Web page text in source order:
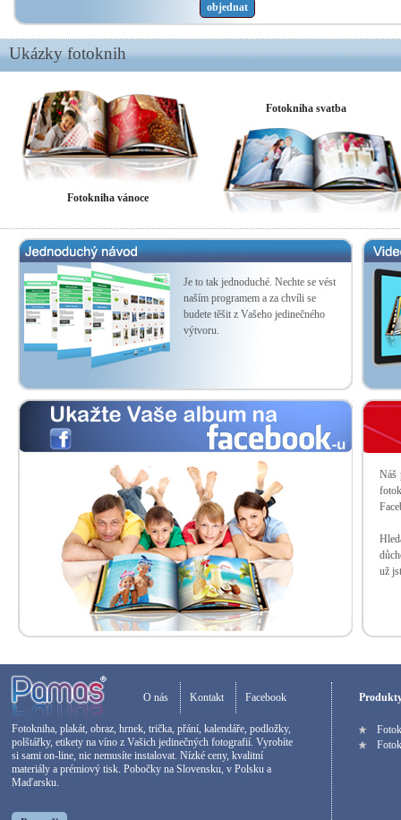
objednat
Ukázky fotoknih
Fotokniha vánoce
Fotokniha svatba
Je to tak jednoduché. Nechte se vést
naším programem a za chvíli se
budete těšit z Vašeho jedinečného
výtvoru.
Náš
už
O nás Kontakt Facebook
Fotokniha, plakát, obraz, hrnek, trička, přání, kalendáře, podložky,
polštářky, etikety na víno z Vašich jedinečných fotografií. Vyrobíte
si sami on-line, nic nemusíte instalovat. Nízké ceny, kvalitní
materiály a prémiový tisk. Pobočky na Slovensku, v Polsku a
Maďarsku.